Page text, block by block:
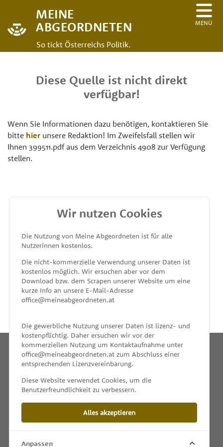
MEINE
ABGEORDNETEN
So tickt Österreichs Politik.
MENÜ
Diese Quelle ist nicht direkt
verfügbar!
Wenn Sie Informationen dazu benötigen, kontaktieren Sie
bitte hier unsere Redaktion! Im Zweifelsfall stellen wir
Ihnen 399511.pdf aus dem Verzeichnis 4908 zur Verfügung
stellen.
MEINE ABGEORDNETEN
unterstützt von
INFO
IMPRESSUM & KONTAKT
Wir nutzen Cookies
Die Nutzung von Meine Abgeordneten ist für alle
Nutzerinnen kostenlos.
Die nicht-kommerzielle Verwendung unserer Daten ist
kostenlos möglich. Wir ersuchen aber vor dem
Download bzw. dem Scrapen unserer Website um eine
kurze Info an unsere E-Mail-Adresse
office@meineabgeordneten.at
Die gewerbliche Nutzung unserer Daten ist lizenz- und
kostenpflichtig. Daher ersuchen wir vor der
kommerziellen Nutzung um Kontaktaufnahme unter
office@meineabgeordneten.at zum Abschluss einer
entsprechenden Lizenzvereinbarung.
Diese Website verwendet Cookies, um die
Benutzerfreundlichkeit zu verbessern.
Alles akzeptieren
Anpassen